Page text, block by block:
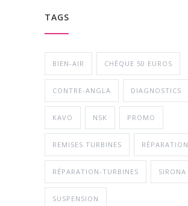
TAGS
BIEN-AIR CHÈQUE 50 EUROS
CONTRE-ANGLA DIAGNOSTICS
KAVO NSK PROMO
REMISES TURBINES RÉPARATION
RÉPARATION-TURBINES SIRONA
SUSPENSION